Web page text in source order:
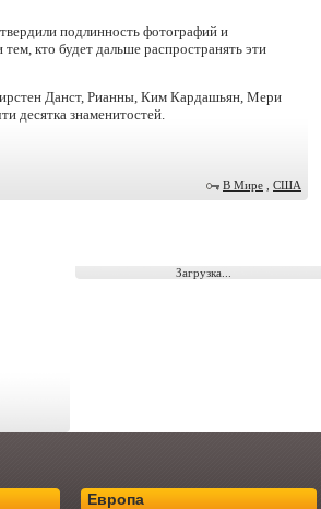
подлинность фотографий и
кто будет дальше распространять эти
Данст, Рианны, Ким Кардашьян, Мери
десятка знаменитостей.
В Мире США
Загрузка...
Европа